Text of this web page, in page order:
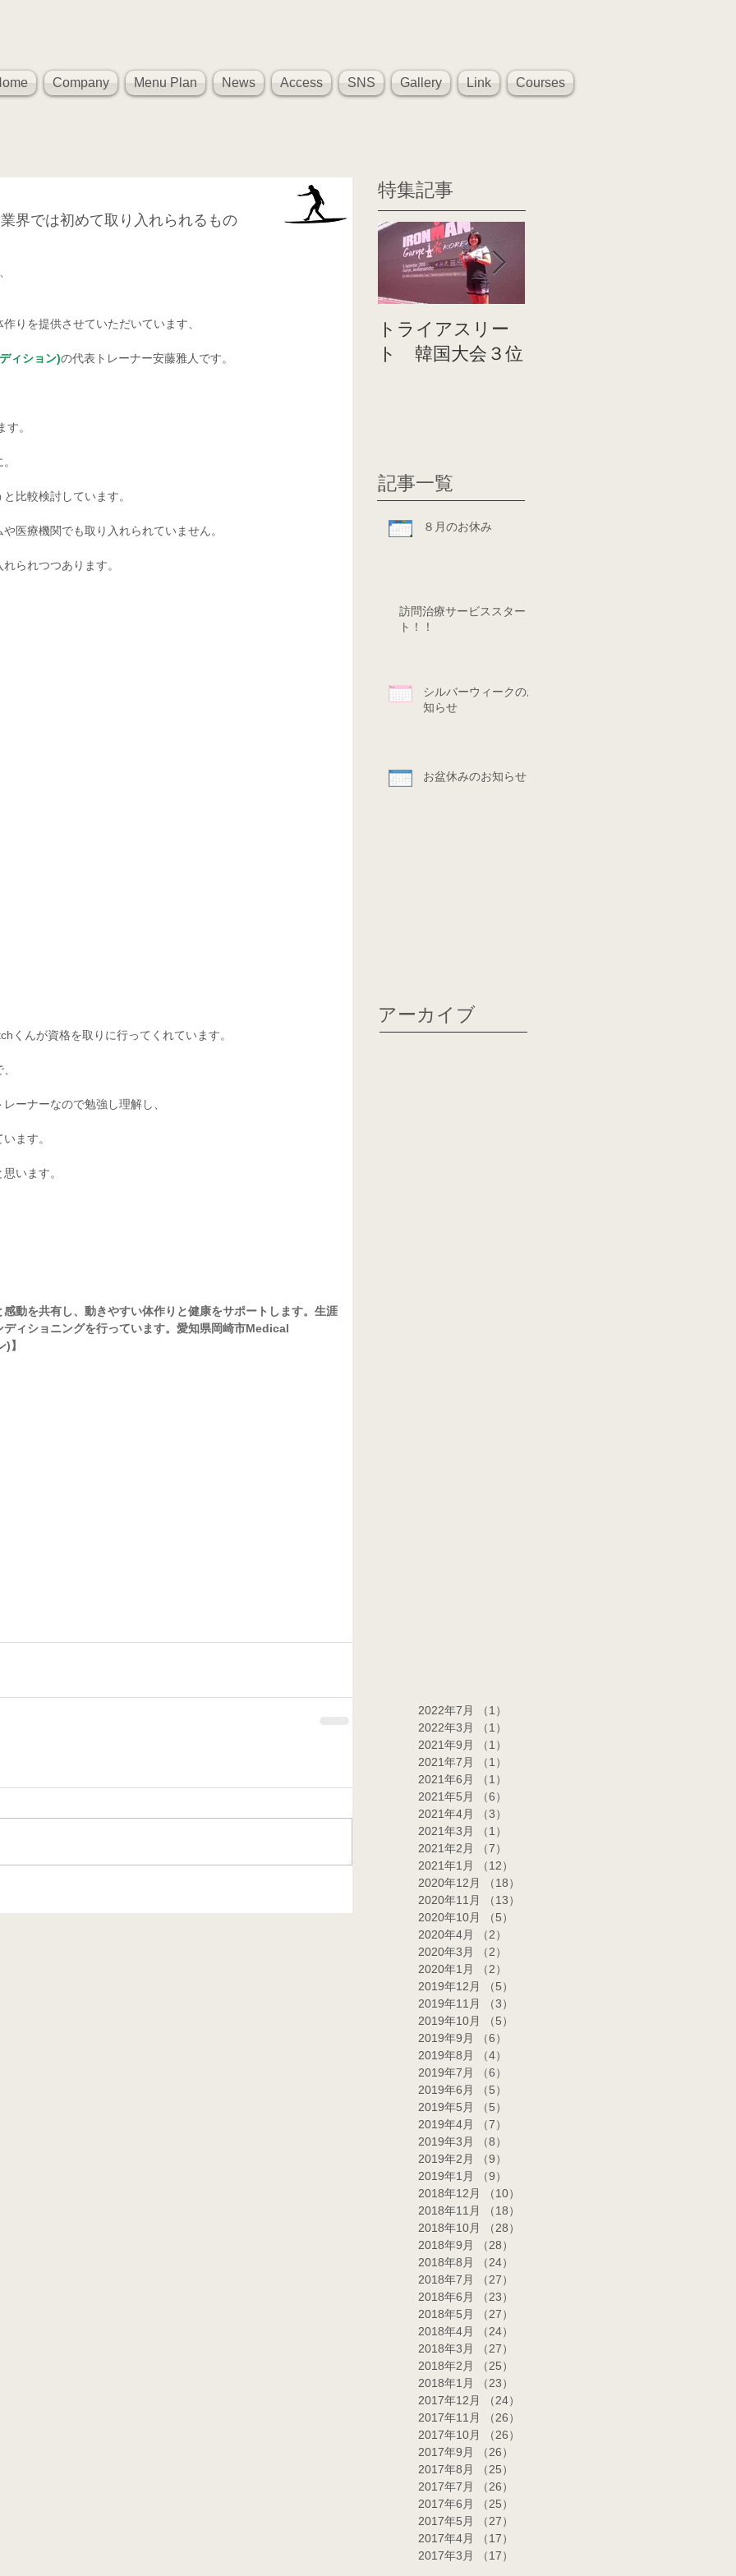
Company Menu Plan News Access SNS Gallery Link Courses
界では初めて取り入れられるもの
りを提供させていただいています、
ィション)の代表トレーナー安藤雅人です。
。
比較検討しています。
医療機関でも取り入れられていません。
られつつあります。
くんが資格を取りに行ってくれています。
ーナーなので勉強し理解し、
ます。
います。
動を共有し、動きやすい体作りと健康をサポートします。生涯
ィショニングを行っています。愛知県岡崎市Medical
】
特集記事
トライアスリー
ト 韓国大会３位
記事一覧
８月のお休み
訪問治療サービススター
ト！！
シルバーウィークのお
知らせ
お盆休みのお知らせ
アーカイブ
2022年7月 （1）
2022年3月
（1）
2021年9月
（1）
2021年7月
（1）
2021年6月
（1）
2021年5月
（6）
2021年4月
（3）
2021年3月
（1）
2021年2月
（7）
2021年1月
（12）
2020年12月
（18）
2020年11月
（13）
2020年10月
（5）
2020年4月
（2）
2020年3月
（2）
2020年1月
（2）
2019年12月
（5）
2019年11月
（3）
2019年10月
（5）
2019年9月
（6）
2019年8月
（4）
2019年7月
（6）
2019年6月
（5）
2019年5月
（5）
2019年4月
（7）
2019年3月
（8）
2019年2月
（9）
2019年1月
（9）
2018年12月
（10）
2018年11月
（18）
2018年10月
（28）
2018年9月
（28）
2018年8月
（24）
2018年7月
（27）
2018年6月
（23）
2018年5月
（27）
2018年4月
（24）
2018年3月
（27）
2018年2月
（25）
2018年1月
（23）
2017年12月
（24）
2017年11月
（26）
2017年10月
（26）
2017年9月
（26）
2017年8月
（25）
2017年7月
（26）
2017年6月
（25）
2017年5月
（27）
2017年4月
（17）
2017年3月
（17）